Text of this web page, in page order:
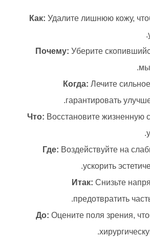
Как: Удалите лишнюю кожу,
Почему: Уберите
мы
Когда: Лечите
гарантировать
Что: Восстановите жизненную
Где: Воздействуйте на
ускорить
Итак: Снизьте
предотвратить
До: Оцените поля зрения,